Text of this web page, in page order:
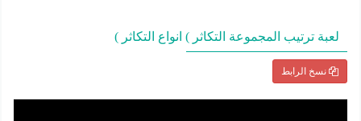
لعبة ترتيب المجموعة التكاثر ) انواع التكاثر )
نسخ الرابط